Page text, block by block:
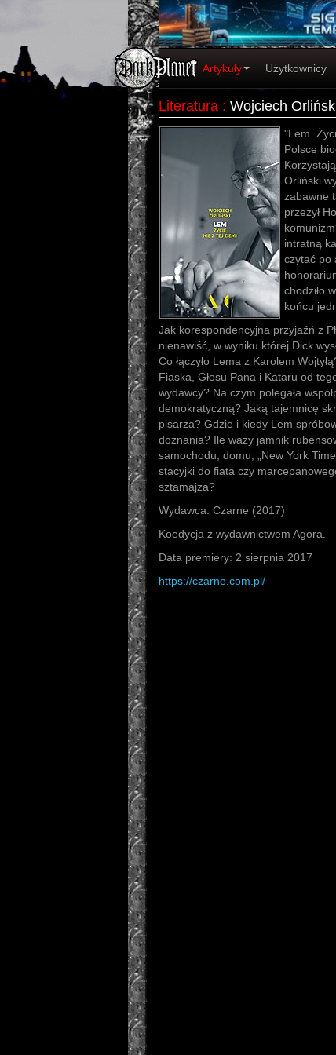
Artykuły Użytkownicy
Literatura : Wojciech
"Lem.
Polsce
Orliński
zabawne
przeżył
intratną
czytać po
chodziło
końcu
Jak korespondencyjna przyjaźń z
nienawiść, w wyniku której Dick
Co łączyło Lema z Karolem
Fiaska, Głosu Pana i Kataru od
wydawcy? Na czym polegała
demokratyczną? Jaką tajemnicę
pisarza? Gdzie i kiedy Lem
doznania? Ile waży jamnik
samochodu, domu, „New York
stacyjki do fiata czy
sztamajza?
Wydawca: Czarne (2017)
Koedycja z wydawnictwem Agora.
Data premiery: 2 sierpnia 2017
https://czarne.com.pl/